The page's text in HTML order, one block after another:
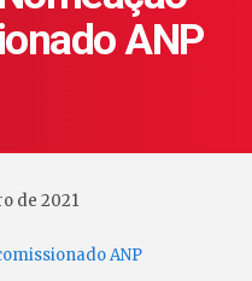
ANP
de 2021
ANP